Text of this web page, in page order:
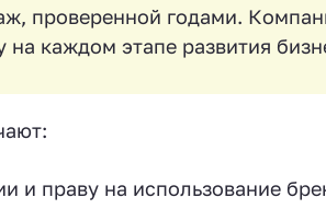
проверенной годами.
каждом этапе развития
и праву на использование